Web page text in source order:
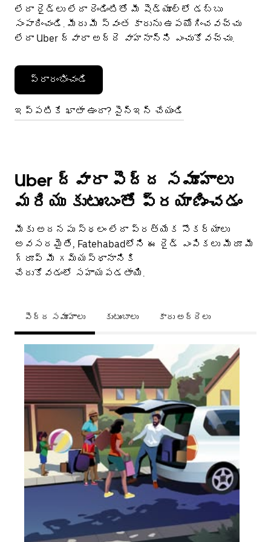
లేదా రైడ్‌లు లేదా రెండింటితో మీ షెడ్యూల్‌లో డబ్బు
సంపాదించండి. మీరు మీ స్వంత కారును ఉపయోగించవచ్చు
లేదా Uber ద్వారా అద్దె వాహనాన్ని ఎంచుకోవచ్చు.
ప్రారంభించండి
ఇప్పటికే ఖాతా ఉందా? సైన్ఇన్ చేయండి
Uber ద్వారా పెద్ద సమూహాలు
మరియు కుటుంబంతో ప్రయాణించడం
మీకు అదనపు స్థలం లేదా ప్రత్యేక సౌకర్యాలు
అవసరమైతే, Fatehabadలోని ఈ రైడ్ ఎంపికలు మీరూ మీ
గ్రూప్ మీ గమ్యస్థానానికి
చేరుకోవడంలో సహాయపడతాయి.
పెద్ద సమూహాలు కుటుంబాలు కారు అద్దెలు